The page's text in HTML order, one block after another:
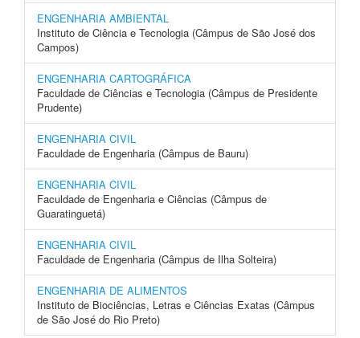
ENGENHARIA AMBIENTAL
Instituto de Ciência e Tecnologia (Câmpus de São José dos
Campos)
ENGENHARIA CARTOGRÁFICA
Faculdade de Ciências e Tecnologia (Câmpus de Presidente
Prudente)
ENGENHARIA CIVIL
Faculdade de Engenharia (Câmpus de Bauru)
ENGENHARIA CIVIL
Faculdade de Engenharia e Ciências (Câmpus de
Guaratinguetá)
ENGENHARIA CIVIL
Faculdade de Engenharia (Câmpus de Ilha Solteira)
ENGENHARIA DE ALIMENTOS
Instituto de Biociências, Letras e Ciências Exatas (Câmpus
de São José do Rio Preto)